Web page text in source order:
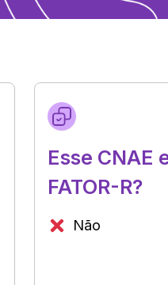
Esse CNAE
FATOR-R?
Não